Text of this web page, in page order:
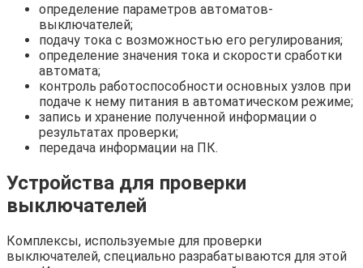
определение параметров автоматов-
выключателей;
подачу тока с возможностью его регулирования;
определение значения тока и скорости сработки
автомата;
контроль работоспособности основных узлов при
подаче к нему питания в автоматическом режиме;
запись и хранение полученной информации о
результатах проверки;
передача информации на ПК.
Устройства для проверки
выключателей
Комплексы, используемые для проверки
выключателей, специально разрабатываются для этой